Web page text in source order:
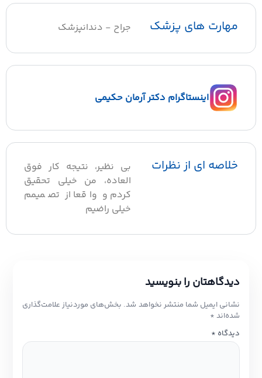
مهارت های پزشک جراح - دندانپزشک
اینستاگرام دکتر آرمان حکیمی
خلاصه ای از نظرات
بی نظیر، نتیجه کار فوق
العاده، من خیلی تحقیق
کردم و واقعا از تصمیمم
خیلی راضیم
دیدگاهتان را بنویسید
نشانی ایمیل شما منتشر نخواهد شد. بخش‌های موردنیاز علامت‌گذاری
شده‌اند*
دیدگاه*